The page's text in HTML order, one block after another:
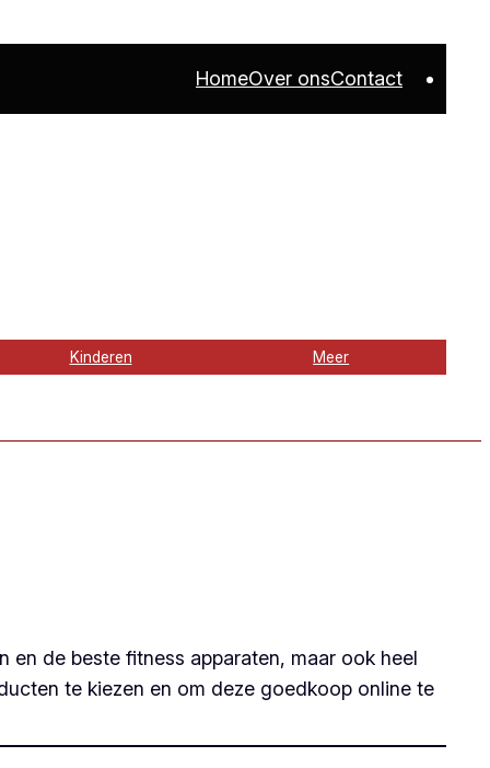
HomeOver onsContact
Kinderen Meer
de beste fitness apparaten, maar ook heel
te kiezen en om deze goedkoop online te